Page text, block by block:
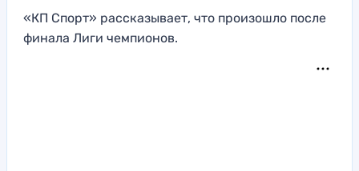
«КП Спорт» рассказывает, что произошло после
финала Лиги чемпионов.